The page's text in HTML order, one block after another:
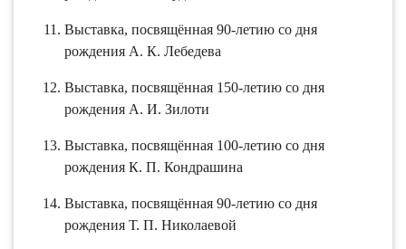
Выставка, посвящённая 90-летию со дня
рождения А. К. Лебедева
Выставка, посвящённая 150-летию со дня
рождения А. И. Зилоти
Выставка, посвящённая 100-летию со дня
рождения К. П. Кондрашина
Выставка, посвящённая 90-летию со дня
рождения Т. П. Николаевой